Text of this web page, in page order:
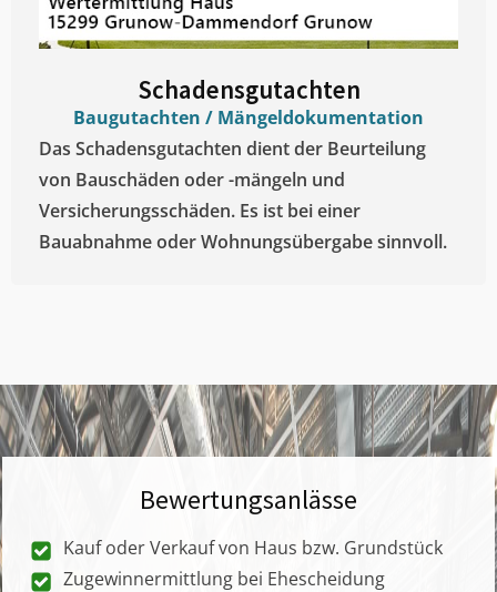
Schadensgutachten
Baugutachten / Mängeldokumentation
Das Schadensgutachten dient der Beurteilung
von Bauschäden oder -mängeln und
Versicherungsschäden. Es ist bei einer
Bauabnahme oder Wohnungsübergabe sinnvoll.
Bewertungsanlässe
Kauf oder Verkauf von Haus bzw. Grundstück
Zugewinnermittlung bei Ehescheidung